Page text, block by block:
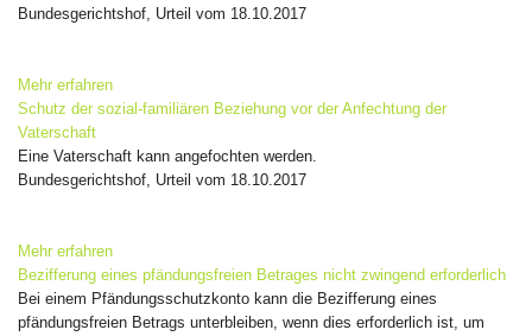
Bundesgerichtshof, Urteil vom 18.10.2017
Mehr erfahren
Schutz der sozial-familiären Beziehung vor der Anfechtung der
Vaterschaft
Eine Vaterschaft kann angefochten werden.
Bundesgerichtshof, Urteil vom 18.10.2017
Mehr erfahren
Bezifferung eines pfändungsfreien Betrages nicht zwingend erforderlich
Bei einem Pfändungsschutzkonto kann die Bezifferung eines
pfändungsfreien Betrags unterbleiben, wenn dies erforderlich ist, um